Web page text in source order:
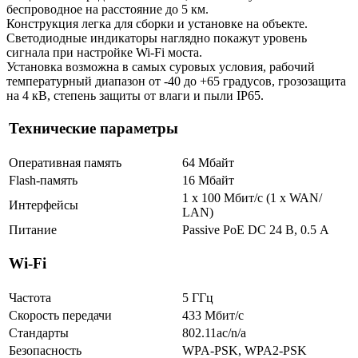
беспроводное на расстояние до 5 км.
Конструкция легка для сборки и установке на объекте.
Светодиодные индикаторы наглядно покажут уровень
сигнала при настройке Wi-Fi моста.
Установка возможна в самых суровых условия, рабочий
температурный диапазон от -40 до +65 градусов, грозозащита
на 4 кВ, степень защиты от влаги и пыли IP65.
Технические параметры
Оперативная память
64 Мбайт
Flash-память
16 Мбайт
Интерфейсы
1 x 100 Мбит/с (1 x WAN/
LAN)
Питание
Passive PoE DC 24 В, 0.5 А
Wi-Fi
Частота
5 ГГц
Скорость передачи
433 Мбит/с
Стандарты
802.11ac/n/a
Безопасность
WPA-PSK, WPA2-PSK